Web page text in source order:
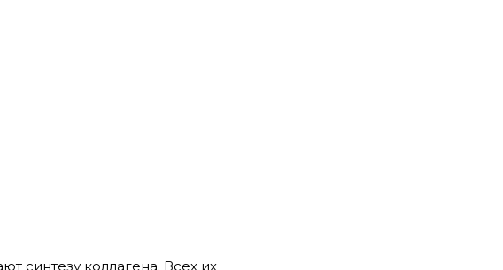
синтезу коллагена. Всех их